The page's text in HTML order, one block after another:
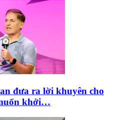
đưa ra lời khuyên cho
khởi…